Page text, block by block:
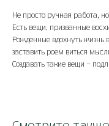
Не просто ручная работа,
Есть вещи, призванные
Рожденные вдохнуть жизнь
заставить роем виться
Создавать такие вещи -